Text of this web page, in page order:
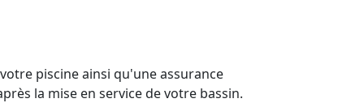
piscine ainsi qu'une assurance
la mise en service de votre bassin.